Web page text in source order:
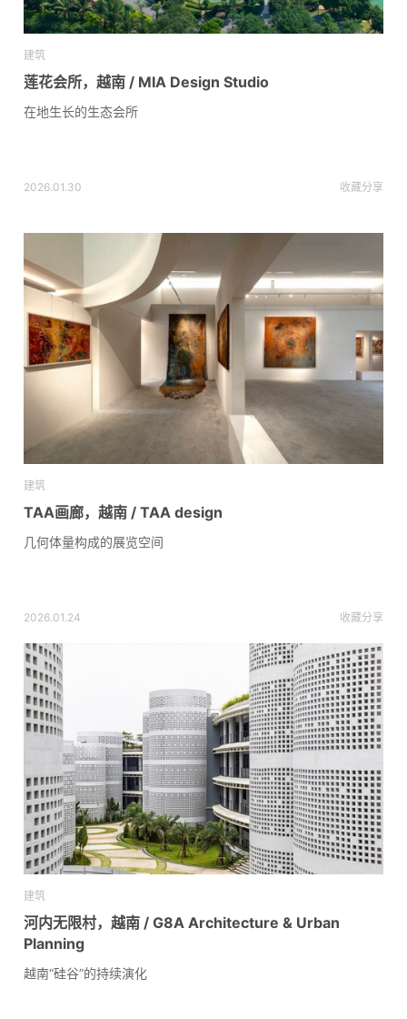
建筑
莲花会所，越南 / MIA Design Studio
在地生长的生态会所
2026.01.30 收藏分享
建筑
TAA画廊，越南 / TAA design
几何体量构成的展览空间
2026.01.24 收藏分享
建筑
河内无限村，越南 / G8A Architecture & Urban
Planning
越南“硅谷”的持续演化